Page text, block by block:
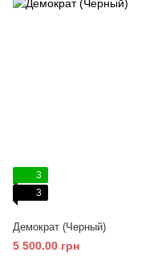
3
3
Демократ (Черный)
5 500.00 грн